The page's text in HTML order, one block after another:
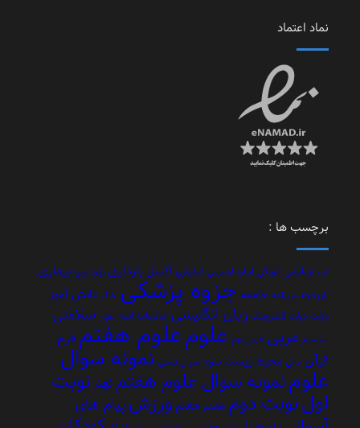
نماد اعتماد
برچسب ها :
آب آزمایشی آلودگی اجاره استرس انبارداری اکسلبارداری بهره وری بیماری
تاریخچه ترازنامه جامعه جزوه پزشکی خاک دانش آموز
دولت دولت الکترونیک زبان انگلیسی زندگینامه ائمه اطهار سلامتی
سیستم عربی عربی نهم علومعلوم هفتمفرم
قرآن مالی محیط زیست نمونه سوال تستی نمونه سوال
علومنمونه سوال علوم هفتمنهم نوبت
اولنوبت دوم هشتم هفتم ورزشپیام های